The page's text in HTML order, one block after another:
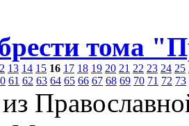
тома
13 14 15 16 17 18 19 20 21 22 23 24 25
61 62 63 64 65 66 67 68 69 70 71 72 73